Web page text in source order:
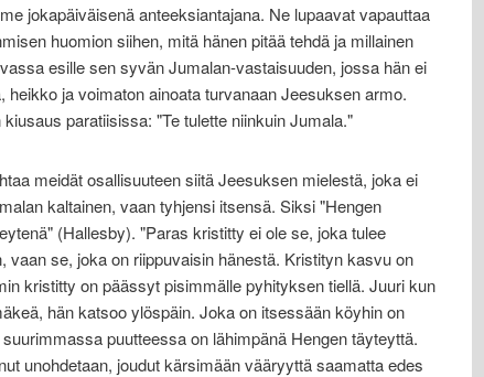
jokapäiväisenä anteeksiantajana. Ne lupaavat vapauttaa
huomion siihen, mitä hänen pitää tehdä ja millainen
esille sen syvän Jumalan-vastaisuuden, jossa hän ei
heikko ja voimaton ainoata turvanaan Jeesuksen armo.
paratiisissa: "Te tulette niinkuin Jumala."
meidät osallisuuteen siitä Jeesuksen mielestä, joka ei
kaltainen, vaan tyhjensi itsensä. Siksi "Hengen
(Hallesby). "Paras kristitty ei ole se, joka tulee
vaan se, joka on riippuvaisin hänestä. Kristityn kasvu on
kristitty on päässyt pisimmälle pyhityksen tiellä. Juuri kun
hän katsoo ylöspäin. Joka on itsessään köyhin on
puutteessa on lähimpänä Hengen täyteyttä.
unohdetaan, joudut kärsimään vääryyttä saamatta edes